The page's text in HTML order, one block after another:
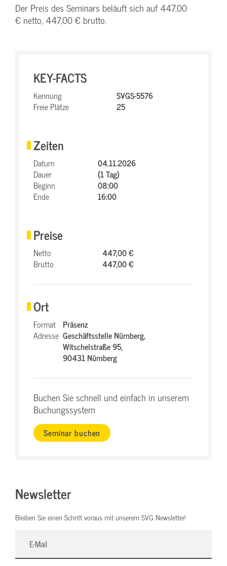
Der Preis des Seminars beläuft sich auf 447,00
€ netto, 447,00 € brutto.
KEY-FACTS
Kennung
SVGS-5576
Freie Plätze
25
Zeiten
Datum
04.11.2026
Dauer
(1 Tag)
Beginn
08:00
Ende
16:00
Preise
Netto
447,00 €
Brutto
447,00 €
Ort
Format Präsenz
Adresse Geschäftsstelle Nürnberg,
Witschelstraße 95,
90431 Nürnberg
Buchen Sie schnell und einfach in unserem
Buchungssystem
Seminar buchen
Newsletter
Bleiben Sie einen Schritt voraus mit unserem SVG Newsletter!